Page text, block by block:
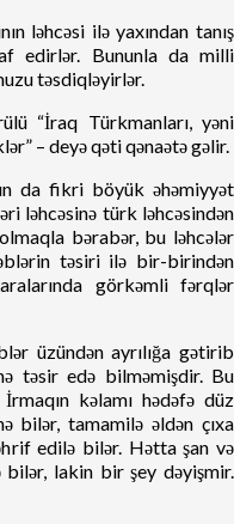
ləhcəsi ilə yaxından tanış
edirlər. Bununla da milli
təsdiqləyirlər.
“İraq Türkmanları, yəni
– deyə qəti qənaətə gəlir.
da fikri böyük əhəmiyyət
ləhcəsinə türk ləhcəsindən
bərabər, bu ləhcələr
təsiri ilə bir-birindən
görkəmli fərqlər
üzündən ayrılığa gətirib
təsir edə bilməmişdir. Bu
kəlamı hədəfə düz
bilər, tamamilə əldən çıxa
edilə bilər. Hətta şan və
lakin bir şey dəyişmir.